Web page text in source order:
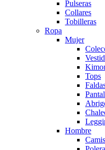
Pulseras
Collares
Tobilleras
Ropa
Mujer
Tops
Hombre